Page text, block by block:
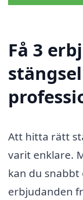
Få 3
Att hitta rätt
varit enklare.
kan du snabbt
erbjudanden